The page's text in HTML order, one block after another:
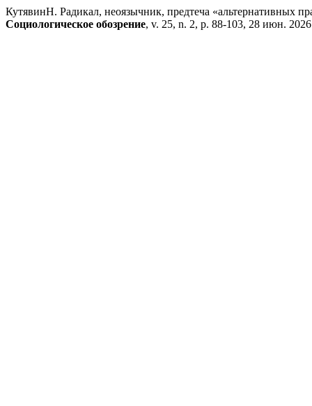
КутявинН. Радикал, неоязычник, предтеча «альтернативных
Социологическое обозрение, v. 25, n. 2, p. 88-103, 28 июн.